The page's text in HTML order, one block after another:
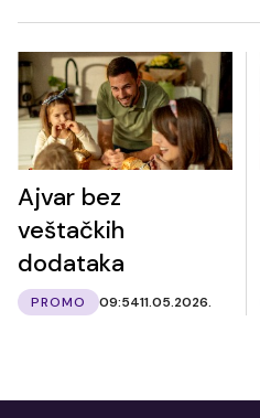
Ajvar bez
veštačkih
dodataka
PROMO 09:5411.05.2026.